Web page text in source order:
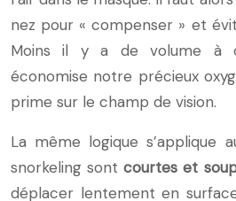
nez pour « compenser » et
Moins il y a de volume à
économise notre précieux
prime sur le champ de vision.
La même logique s’applique
snorkeling sontcourtes et
déplacer lentement en